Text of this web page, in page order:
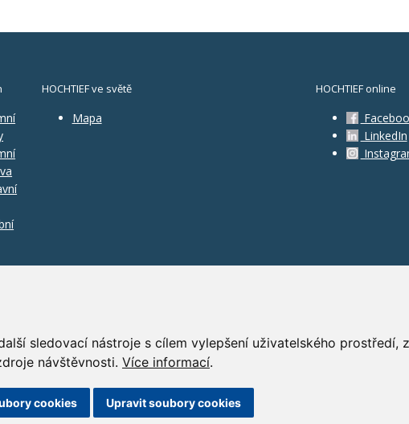
sledovací nástroje s cílem vylepšení uživatelského prostředí,
návštěvnosti. Více informací.
cookies Upravit soubory cookies
HOCHTIEF ve světě
Mapa
HOCHTIEF online
LinkedIn